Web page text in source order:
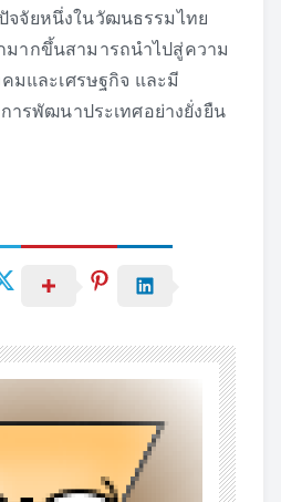
จจัยหนึ่งในวัฒนธรรมไทย
มากขึ้นสามารถนำไปสู่ความ
มและเศรษฐกิจ และมี
ารพัฒนาประเทศอย่างยั่งยืน